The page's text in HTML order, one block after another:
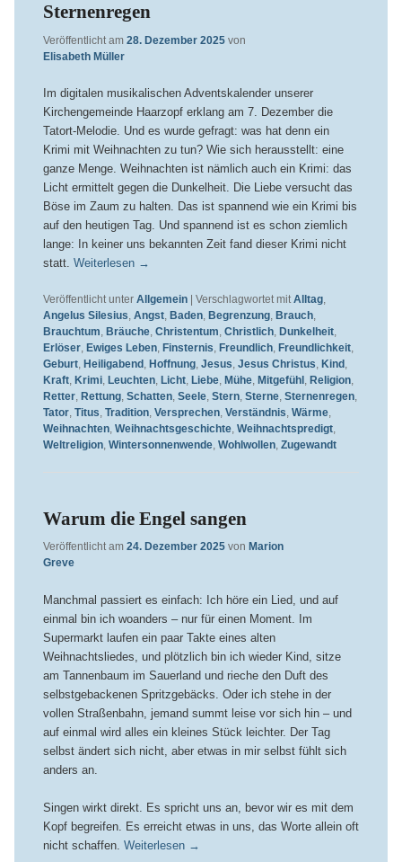
Sternenregen
Veröffentlicht am 28. Dezember 2025 von
Elisabeth Müller
Im digitalen musikalischen Adventskalender unserer
Kirchengemeinde Haarzopf erklang am 7. Dezember die
Tatort-Melodie. Und es wurde gefragt: was hat denn ein
Krimi mit Weihnachten zu tun? Wie sich herausstellt: eine
ganze Menge. Weihnachten ist nämlich auch ein Krimi: das
Licht ermittelt gegen die Dunkelheit. Die Liebe versucht das
Böse im Zaum zu halten. Das ist spannend wie ein Krimi bis
auf den heutigen Tag. Und spannend ist es schon ziemlich
lange: In keiner uns bekannten Zeit fand dieser Krimi nicht
statt. Weiterlesen →
Veröffentlicht unter Allgemein | Verschlagwortet mit Alltag,
Angelus Silesius, Angst, Baden, Begrenzung, Brauch,
Brauchtum, Bräuche, Christentum, Christlich, Dunkelheit,
Erlöser, Ewiges Leben, Finsternis, Freundlich, Freundlichkeit,
Geburt, Heiligabend, Hoffnung, Jesus, Jesus Christus, Kind,
Kraft, Krimi, Leuchten, Licht, Liebe, Mühe, Mitgefühl, Religion,
Retter, Rettung, Schatten, Seele, Stern, Sterne, Sternenregen,
Tator, Titus, Tradition, Versprechen, Verständnis, Wärme,
Weihnachten, Weihnachtsgeschichte, Weihnachtspredigt,
Weltreligion, Wintersonnenwende, Wohlwollen, Zugewandt
Warum die Engel sangen
Veröffentlicht am 24. Dezember 2025 von Marion
Greve
Manchmal passiert es einfach: Ich höre ein Lied, und auf
einmal bin ich woanders – nur für einen Moment. Im
Supermarkt laufen ein paar Takte eines alten
Weihnachtsliedes, und plötzlich bin ich wieder Kind, sitze
am Tannenbaum im Sauerland und rieche den Duft des
selbstgebackenen Spritzgebäcks. Oder ich stehe in der
vollen Straßenbahn, jemand summt leise vor sich hin – und
auf einmal wird alles ein kleines Stück leichter. Der Tag
selbst ändert sich nicht, aber etwas in mir selbst fühlt sich
anders an.
Singen wirkt direkt. Es spricht uns an, bevor wir es mit dem
Kopf begreifen. Es erreicht etwas in uns, das Worte allein oft
nicht schaffen. Weiterlesen →